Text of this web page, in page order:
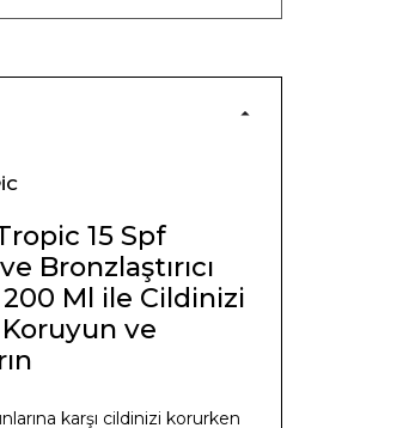
15 Spf
Bronzlaştırıcı
Ml ile Cildinizi
ve
karşı cildinizi korurken